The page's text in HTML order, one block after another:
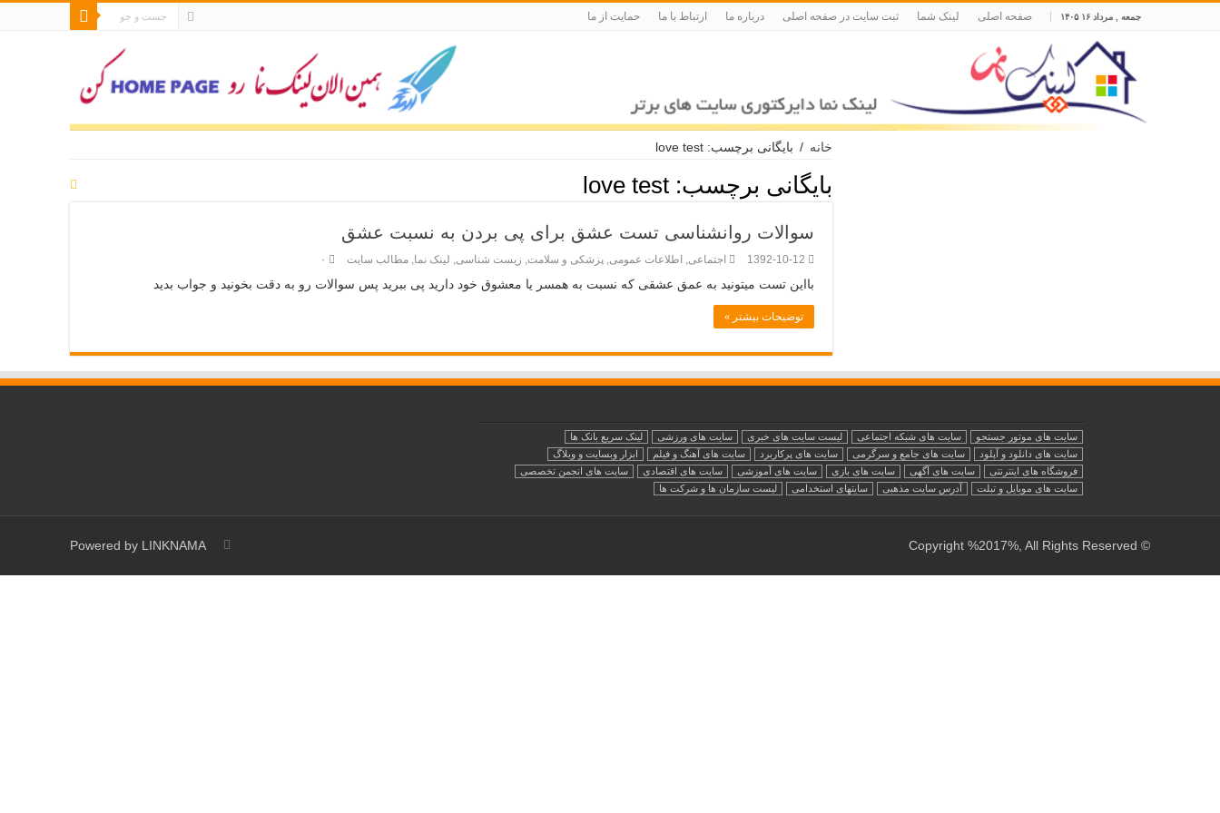
جمعه , مرداد ۱۶ ۱۴۰۵ صفحه اصلی لینک شما ثبت سایت در صفحه اصلی درباره ما ارتباط با ما حمایت از ما
خانه / بایگانی برچسب: love test
بایگانی برچسب: love test
سوالات روانشناسی تست عشق برای پی بردن به نسبت عشق
1392-10-12 اجتماعی اطلاعات عمومی پزشکی و سلامت زیست شناسی لینک نما مطالب سایت ۰
بااین تست میتونید به عمق عشقی که نسبت به همسر یا معشوق خود دارید پی ببرید پس سوالات رو به دقت بخونید و جواب بدید
توضیحات بیشتر »
سایت های موتور جستجو سایت های شبکه اجتماعی لیست سایت های خبری سایت های ورزشی
لینک سریع بانک ها
سایت های دانلود و آپلود
سایت های جامع و سرگرمی سایت های پرکاربرد سایت های آهنگ و فیلم
ابزار وبسایت و وبلاگ
فروشگاه های اینترنتی
سایت های آگهی سایت های بازی سایت های آموزشی سایت های اقتصادی
سایت های انجمن تخصصی
سایت های موبایل و تبلت
آدرس سایت مذهبی سایتهای استخدامی لیست سازمان ها و شرکت ها
Powered by LINKNAMA © Copyright %2017%, All Rights Reserved